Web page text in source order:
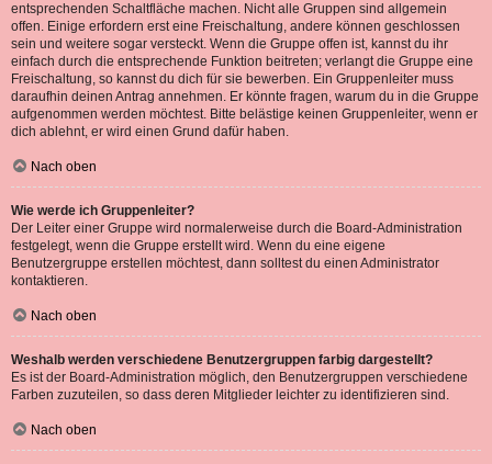
entsprechenden Schaltfläche machen. Nicht alle Gruppen sind allgemein
offen. Einige erfordern erst eine Freischaltung, andere können geschlossen
sein und weitere sogar versteckt. Wenn die Gruppe offen ist, kannst du ihr
einfach durch die entsprechende Funktion beitreten; verlangt die Gruppe eine
Freischaltung, so kannst du dich für sie bewerben. Ein Gruppenleiter muss
daraufhin deinen Antrag annehmen. Er könnte fragen, warum du in die Gruppe
aufgenommen werden möchtest. Bitte belästige keinen Gruppenleiter, wenn er
dich ablehnt, er wird einen Grund dafür haben.
Nach oben
Wie werde ich Gruppenleiter?
Der Leiter einer Gruppe wird normalerweise durch die Board-Administration
festgelegt, wenn die Gruppe erstellt wird. Wenn du eine eigene
Benutzergruppe erstellen möchtest, dann solltest du einen Administrator
kontaktieren.
Nach oben
Weshalb werden verschiedene Benutzergruppen farbig dargestellt?
Es ist der Board-Administration möglich, den Benutzergruppen verschiedene
Farben zuzuteilen, so dass deren Mitglieder leichter zu identifizieren sind.
Nach oben